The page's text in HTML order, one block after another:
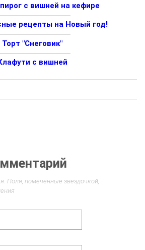
с вишней на кефире
рецепты на Новый год!
Торт "Снеговик"
с вишней
Поля, помеченные звездочкой,